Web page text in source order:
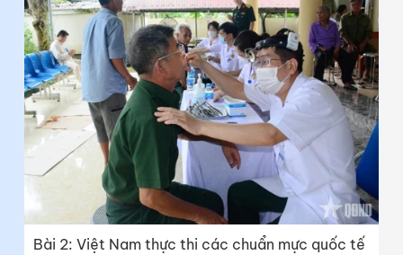
Bài 2: Việt Nam thực thi các chuẩn mực quốc tế